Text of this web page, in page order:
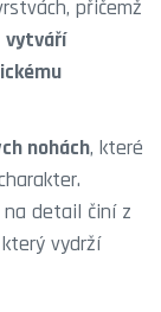
přičemž
vytváří
nohách, které
na detail činí z
vydrží